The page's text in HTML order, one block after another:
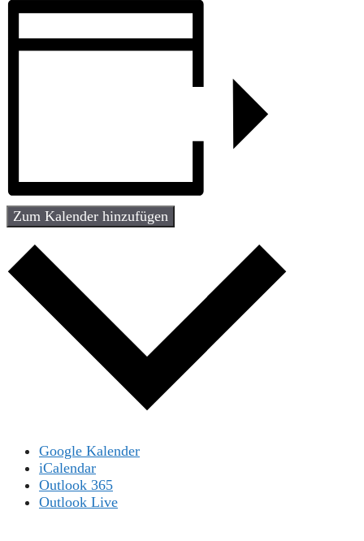
Zum Kalender hinzufügen
Google Kalender
iCalendar
Outlook 365
Outlook Live